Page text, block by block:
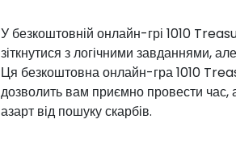
У безкоштовній онлайн-грі 1010
зіткнутися з логічними завданнями,
Ця безкоштовна онлайн-гра 1010
дозволить вам приємно провести час,
азарт від пошуку скарбів.